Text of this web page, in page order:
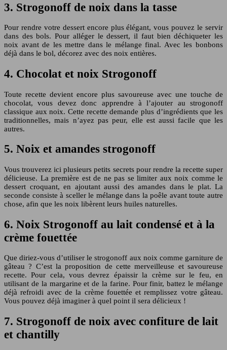
3. Strogonoff de noix dans la tasse
Pour rendre votre dessert encore plus élégant, vous pouvez le servir
dans des bols. Pour alléger le dessert, il faut bien déchiqueter les
noix avant de les mettre dans le mélange final. Avec les bonbons
déjà dans le bol, décorez avec des noix entières.
4. Chocolat et noix Strogonoff
Toute recette devient encore plus savoureuse avec une touche de
chocolat, vous devez donc apprendre à l’ajouter au strogonoff
classique aux noix. Cette recette demande plus d’ingrédients que les
traditionnelles, mais n’ayez pas peur, elle est aussi facile que les
autres.
5. Noix et amandes strogonoff
Vous trouverez ici plusieurs petits secrets pour rendre la recette super
délicieuse. La première est de ne pas se limiter aux noix comme le
dessert croquant, en ajoutant aussi des amandes dans le plat. La
seconde consiste à sceller le mélange dans la poêle avant toute autre
chose, afin que les noix libèrent leurs huiles naturelles.
6. Noix Strogonoff au lait condensé et à la
crème fouettée
Que diriez-vous d’utiliser le strogonoff aux noix comme garniture de
gâteau ? C’est la proposition de cette merveilleuse et savoureuse
recette. Pour cela, vous devrez épaissir la crème sur le feu, en
utilisant de la margarine et de la farine. Pour finir, battez le mélange
déjà refroidi avec de la crème fouettée et remplissez votre gâteau.
Vous pouvez déjà imaginer à quel point il sera délicieux !
7. Strogonoff de noix avec confiture de lait
et chantilly